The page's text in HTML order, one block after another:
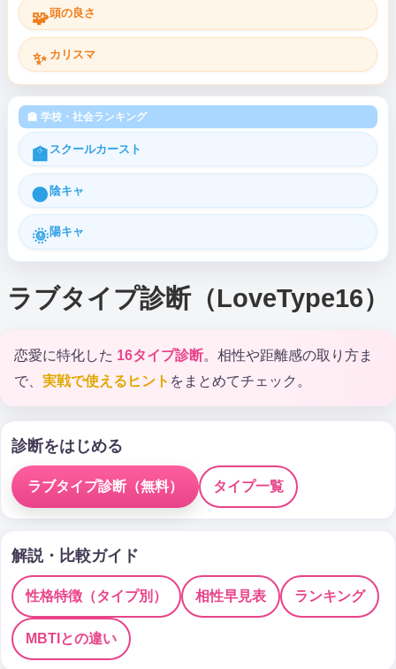
🧩頭の良さ
✨ カリスマ
🏫 学校・社会ランキング
🏫 スクールカースト
🌑陰キャ
🌞 陽キャ
ラブタイプ診断（LoveType16）
恋愛に特化した 16タイプ診断。相性や距離感の取り方ま
で、 実戦で使えるヒント をまとめてチェック。
診断をはじめる
ラブタイプ診断（無料） タイプ一覧
解説・比較ガイド
性格特徴（タイプ別） 相性早見表 ランキング
MBTIとの違い